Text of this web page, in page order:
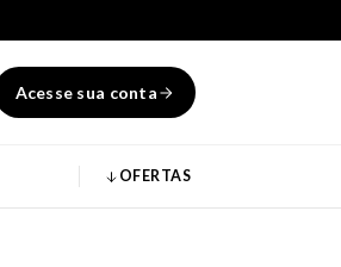
Acesse sua conta
OFERTAS